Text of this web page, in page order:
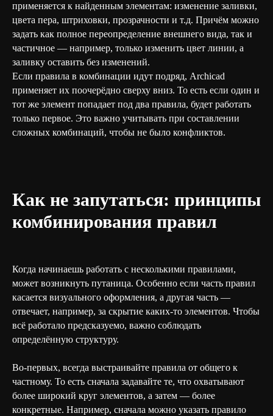
применяется к найденным элементам: изменение заливки,
цвета пера, штриховки, прозрачности и т.д. Причём можно
задать как полное переопределение внешнего вида, так и
частичное — например, только изменить цвет линии, а
заливку оставить без изменений.
Если правила в комбинации идут подряд, Archicad
применяет их поочерёдно сверху вниз. То есть если один и
тот же элемент попадает под два правила, будет работать
только первое. Это важно учитывать при составлении
сложных комбинаций, чтобы не было конфликтов.
Как не запутаться: принципы
комбинирования правил
Когда начинаешь работать с несколькими правилами,
может возникнуть путаница. Особенно если часть правил
касается визуального оформления, а другая часть —
отвечает, например, за скрытие каких-то элементов. Чтобы
всё работало предсказуемо, важно соблюдать
определённую структуру.
Во-первых, всегда выстраивайте правила от общего к
частному. То есть сначала задавайте те, что охватывают
более широкий круг элементов, а затем — более
конкретные. Например, сначала можно указать правило